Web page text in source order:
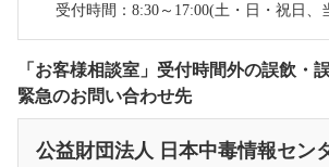
受付時間：8:30～17:00(土・日・祝日、
「お客様相談室」受付時間外の誤飲・
緊急のお問い合わせ先
公益財団法人 日本中毒情報セン